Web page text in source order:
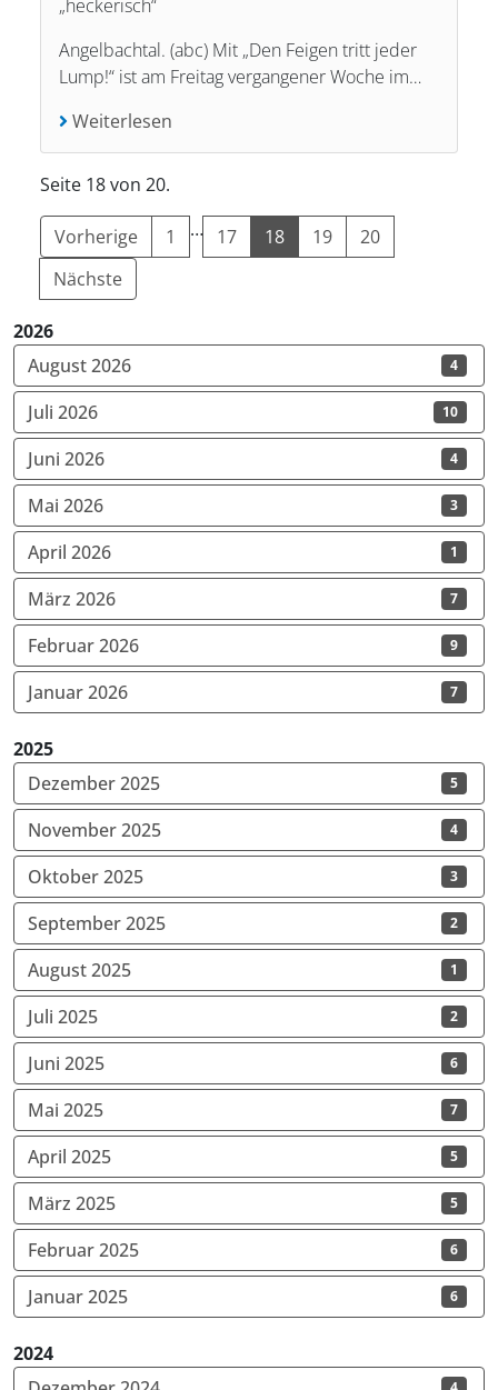
„heckerisch“
Angelbachtal. (abc) Mit „Den Feigen tritt jeder
Lump!“ ist am Freitag vergangener Woche im…
Weiterlesen
Seite 18 von 20.
Vorherige 1 … 17 18 19
20
Nächste
2026
August 2026
4
Juli 2026 10
Juni 2026 4
Mai 2026 3
April 2026 1
März 2026 7
Februar 2026 9
Januar 2026 7
2025
Dezember 2025
5
November 2025 4
Oktober 2025 3
September 2025 2
August 2025 1
Juli 2025 2
Juni 2025 6
Mai 2025 7
April 2025 5
März 2025 5
Februar 2025 6
Januar 2025 6
2024